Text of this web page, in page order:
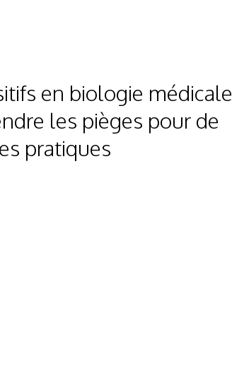
en biologie médicale
les pièges pour de
pratiques